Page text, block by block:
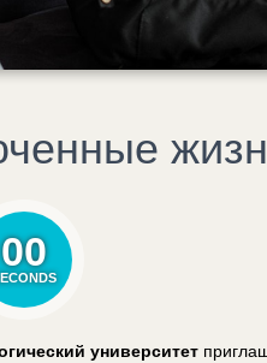
00
университет